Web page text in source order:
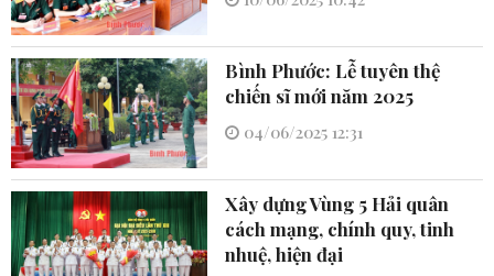
Bình Phước: Lễ tuyên thệ
chiến sĩ mới năm 2025
04/06/2025 12:31
Xây dựng Vùng 5 Hải quân
cách mạng, chính quy, tinh
nhuệ, hiện đại